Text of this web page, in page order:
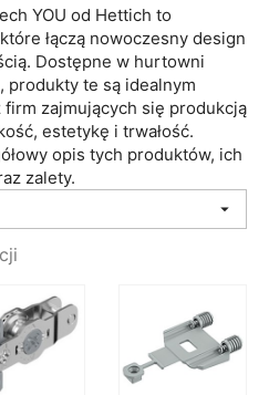
YOU od Hettich to
łączą nowoczesny design
Dostępne w hurtowni
produkty te są idealnym
zajmujących się produkcją
estetykę i trwałość.
opis tych produktów, ich
zalety.
